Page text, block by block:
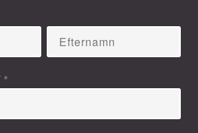
*